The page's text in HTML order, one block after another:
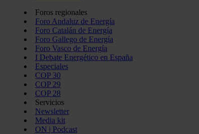
Foros regionales
Foro Andaluz de Energía
Foro Catalán de Energía
Foro Gallego de Energía
Foro Vasco de Energía
I Debate Energético en España
Especiales
COP 30
COP 29
COP 28
Servicios
Newsletter
Media kit
ON | Podcast